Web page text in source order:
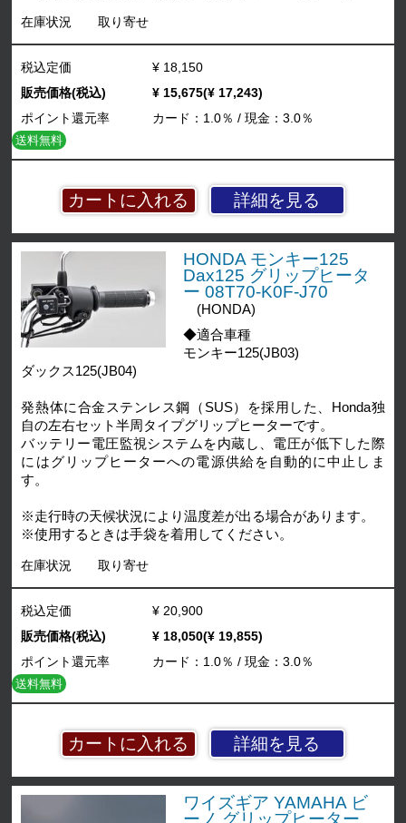
在庫状況 取り寄せ
詳細を見る
税込定価
¥ 18,150
販売価格(税込)
¥ 15,675(¥ 17,243)
ポイント還元率
カード：1.0％ / 現金：3.0％
送料無料
HONDA モンキー125
Dax125 グリップヒータ
ー 08T70-K0F-J70
(HONDA)
◆適合車種
モンキー125(JB03)
ダックス125(JB04)
発熱体に合金ステンレス鋼（SUS）を採用した、Honda独
自の左右セット半周タイプグリップヒーターです。
バッテリー電圧監視システムを内蔵し、電圧が低下した際
にはグリップヒーターへの電源供給を自動的に中止しま
す。
※走行時の天候状況により温度差が出る場合があります。
※使用するときは手袋を着用してください。
在庫状況 取り寄せ
詳細を見る
税込定価
¥ 20,900
販売価格(税込)
¥ 18,050(¥ 19,855)
ポイント還元率
カード：1.0％ / 現金：3.0％
送料無料
ワイズギア YAMAHA ビ
ーノ グリップヒーター